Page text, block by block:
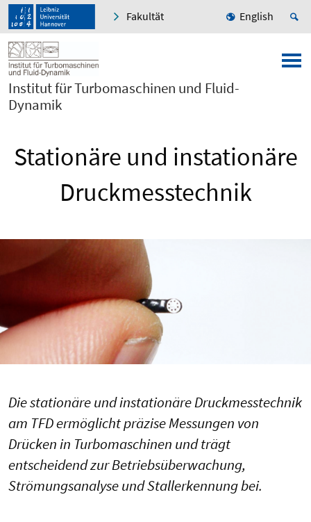
Fakultät English
Institut für Turbomaschinen und Fluid-
Dynamik
Stationäre und instationäre
Druckmesstechnik
Die stationäre und instationäre Druckmesstechnik
am TFD ermöglicht präzise Messungen von
Drücken in Turbomaschinen und trägt
entscheidend zur Betriebsüberwachung,
Strömungsanalyse und Stallerkennung bei.